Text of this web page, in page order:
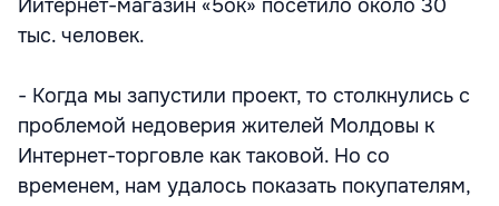
Иитернет-магазин «5ок» посетило около 30
тыс. человек.
- Когда мы запустили проект, то столкнулись с
проблемой недоверия жителей Молдовы к
Интернет-торговле как таковой. Но со
временем, нам удалось показать покупателям,